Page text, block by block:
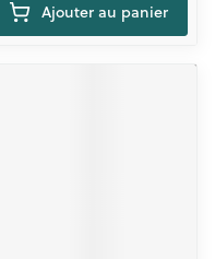
Ajouter au panier